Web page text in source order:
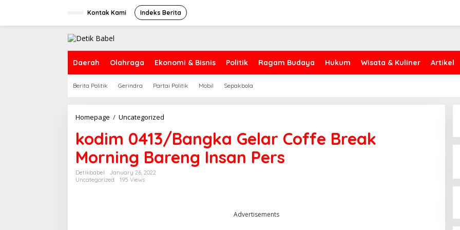
Kontak Kami Indeks Berita
Daerah Olahraga Ekonomi & Bisnis Politik Ragam Budaya Hukum Wisata & Kuliner Artikel
Berita Politik Gerindra Partai Politik Mobil Sepakbola
Homepage / Uncategorized
d
i
m
0
kodim 0413/Bangka Gelar Coffe Break
Morning Bareng Insan Pers
Detikbabel
January 26, 2022
Uncategorized
195 Views
Advertisements